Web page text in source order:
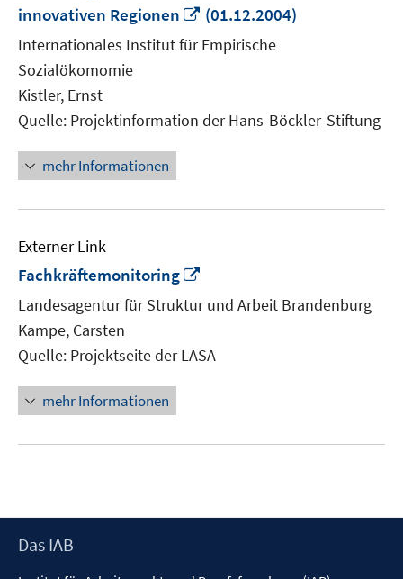
innovativen Regionen
In
neuem
Fenster
(01.12.2004)
Internationales Institut für Empirische
Sozialökomomie
Kistler, Ernst
Quelle: Projektinformation der Hans-Böckler-Stiftung
mehr Informationen
Externer Link
Fachkräftemonitoring
neuem
Fenster
Landesagentur für Struktur und Arbeit Brandenburg
Kampe, Carsten
Quelle: Projektseite der LASA
mehr Informationen
Footer
Das IAB